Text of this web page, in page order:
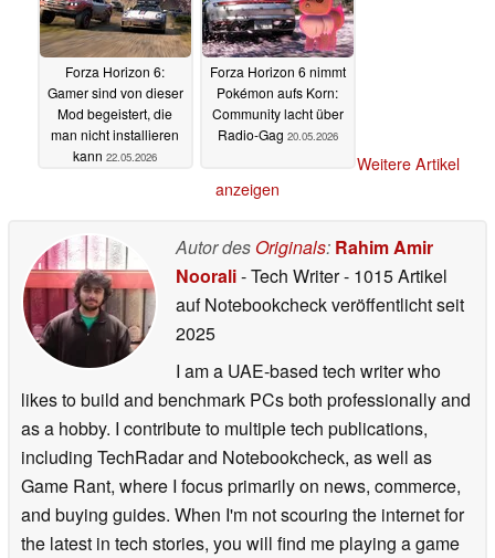
Forza Horizon 6:
Gamer sind von dieser
Mod begeistert, die
man nicht installieren
kann 22.05.2026
Forza Horizon 6 nimmt
Pokémon aufs Korn:
Community lacht über
Radio-Gag 20.05.2026
Weitere Artikel
anzeigen
Autor des Originals: Rahim Amir
Noorali- Tech Writer- 1015 Artikel
auf Notebookcheck veröffentlichtseit
2025
I am a UAE-based tech writer who
likes to build and benchmark PCs both professionally and
as a hobby. I contribute to multiple tech publications,
including TechRadar and Notebookcheck, as well as
Game Rant, where I focus primarily on news, commerce,
and buying guides. When I'm not scouring the internet for
the latest in tech stories, you will find me playing a game